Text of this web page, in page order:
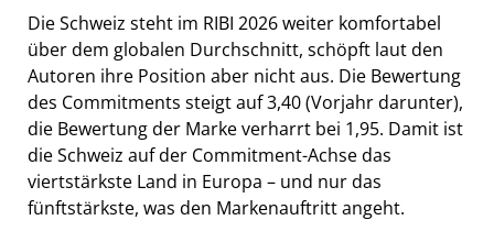
Die Schweiz steht im RIBI 2026 weiter komfortabel
über dem globalen Durchschnitt, schöpft laut den
Autoren ihre Position aber nicht aus. Die Bewertung
des Commitments steigt auf 3,40 (Vorjahr darunter),
die Bewertung der Marke verharrt bei 1,95. Damit ist
die Schweiz auf der Commitment-Achse das
viertstärkste Land in Europa – und nur das
fünftstärkste, was den Markenauftritt angeht.